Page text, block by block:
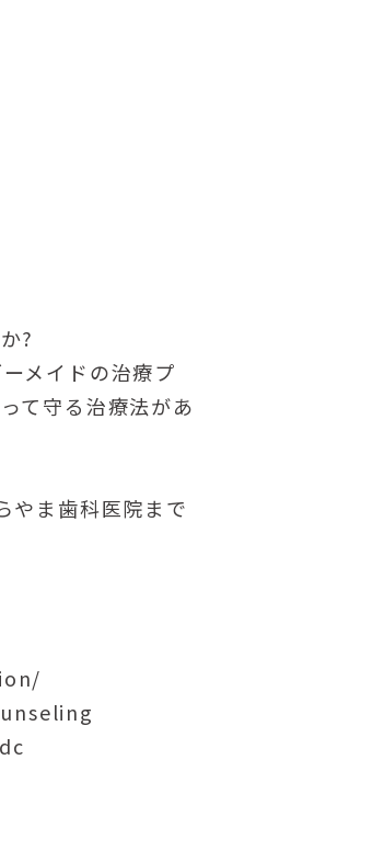
?
メイドの治療プ
て守る治療法があ
やま歯科医院まで